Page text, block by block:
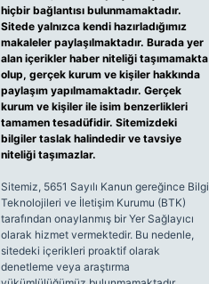
hiçbir bağlantısı bulunmamaktadır.
Sitede yalnızca kendi hazırladığımız
makaleler paylaşılmaktadır. Burada yer
alan içerikler haber niteliği taşımamakta
olup, gerçek kurum ve kişiler hakkında
paylaşım yapılmamaktadır. Gerçek
kurum ve kişiler ile isim benzerlikleri
tamamen tesadüfidir. Sitemizdeki
bilgiler taslak halindedir ve tavsiye
niteliği taşımazlar.
Sitemiz, 5651 Sayılı Kanun gereğince Bilgi
Teknolojileri ve İletişim Kurumu (BTK)
tarafından onaylanmış bir Yer Sağlayıcı
olarak hizmet vermektedir. Bu nedenle,
sitedeki içerikleri proaktif olarak
denetleme veya araştırma